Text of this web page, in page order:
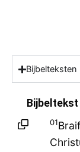
Bijbelteksten
01